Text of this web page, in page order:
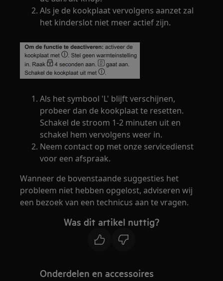
Als je de kookplaat vervolgens aanzet zal
het kinderslot niet meer actief zijn.
Als het symbool 'L' blijft verschijnen,
probeer dan de kookplaat te resetten.
Schakel de stroom 1-2 minuten uit en
schakel hem vervolgens weer in.
Neem contact op met onze servicedienst
voor een afspraak.
Wanneer de bovenstaande suggesties het
probleem niet hebben opgelost, adviseren wij
een bezoek van een technicus aan te vragen.
Was dit artikel nuttig?
Onderdelen en accessoires